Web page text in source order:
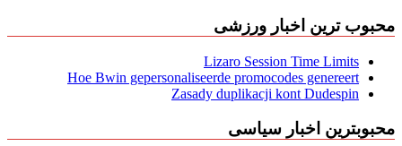
محبوب ترین اخبار ورزشی
Lizaro Session Time Limits
Hoe Bwin gepersonaliseerde promocodes genereert
Zasady duplikacji kont Dudespin
محبوبترین اخبار سیاسی